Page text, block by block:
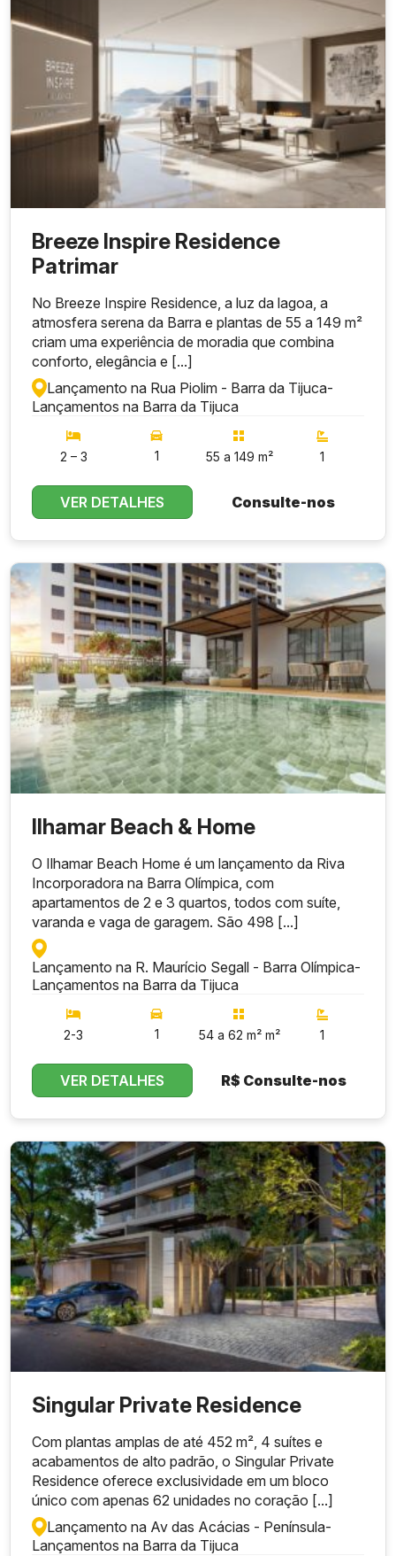
Breeze Inspire Residence
Patrimar
No Breeze Inspire Residence, a luz da lagoa, a
atmosfera serena da Barra e plantas de 55 a 149 m²
criam uma experiência de moradia que combina
conforto, elegância e [...]
Lançamento na Rua Piolim - Barra da Tijuca-
Lançamentos na Barra da Tijuca
2 – 3 1 55 a 149 m² 1
VER DETALHES Consulte-nos
Ilhamar Beach & Home
O Ilhamar Beach Home é um lançamento da Riva
Incorporadora na Barra Olímpica, com
apartamentos de 2 e 3 quartos, todos com suíte,
varanda e vaga de garagem. São 498 [...]
Lançamento na R. Maurício Segall - Barra Olímpica-
Lançamentos na Barra da Tijuca
2-3 1 54 a 62 m² m² 1
VER DETALHES R$ Consulte-nos
Singular Private Residence
Com plantas amplas de até 452 m², 4 suítes e
acabamentos de alto padrão, o Singular Private
Residence oferece exclusividade em um bloco
único com apenas 62 unidades no coração [...]
Lançamento na Av das Acácias - Península-
Lançamentos na Barra da Tijuca